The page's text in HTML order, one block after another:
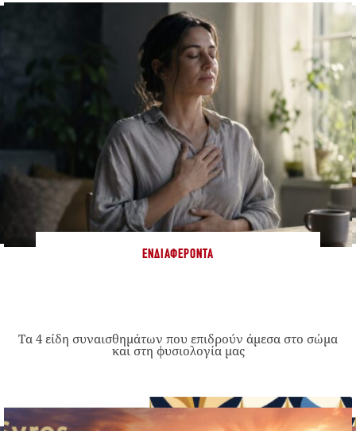
ΕΝΔΙΑΦΈΡΟΝΤΑ
Τα 4 είδη συναισθημάτων που επιδρούν άμεσα στο σώμα
και στη φυσιολογία μας